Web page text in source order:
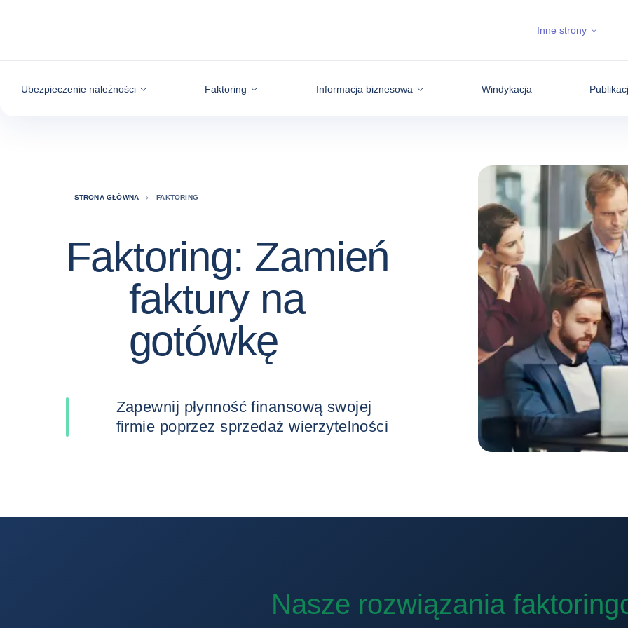
Ubezpieczenie należności Faktoring Informacja biznesowa Windykacja
Inne strony
STRONA GŁÓWNA FAKTORING
Faktoring: Zamień
faktury na
gotówkę
Zapewnij płynność finansową swojej
firmie poprzez sprzedaż wierzytelności
Nasze rozwiązania